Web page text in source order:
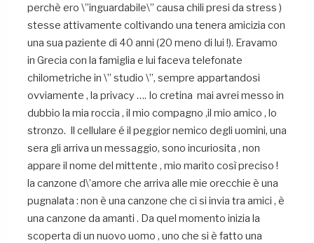
perchè ero \”inguardabile\” causa chili presi da stress )
stesse attivamente coltivando una tenera amicizia con
una sua paziente di 40 anni (20 meno di lui !). Eravamo
in Grecia con la famiglia e lui faceva telefonate
chilometriche in \” studio \”, sempre appartandosi
ovviamente , la privacy …. Io cretina mai avrei messo in
dubbio la mia roccia , il mio compagno ,il mio amico , lo
stronzo. Il cellulare é il peggior nemico degli uomini, una
sera gli arriva un messaggio, sono incuriosita , non
appare il nome del mittente , mio marito così preciso !
la canzone d\’amore che arriva alle mie orecchie è una
pugnalata : non è una canzone che ci si invia tra amici , è
una canzone da amanti . Da quel momento inizia la
scoperta di un nuovo uomo , uno che si è fatto una